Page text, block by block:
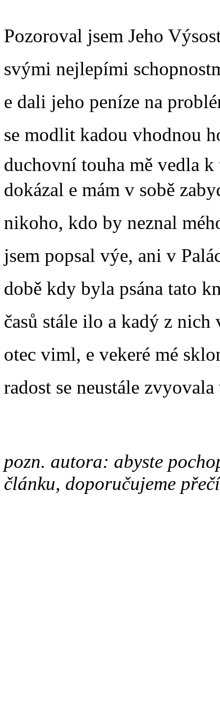
Pozoroval jsem Jeho
svými nejlepími
e dali jeho peníze na
se modlit kadou vhodnou
duchovní touha mě vedla
dokázal e mám v sobě
nikoho, kdo by neznal
jsem popsal výe, ani v
době kdy byla psána tato
časů stále ilo a kadý z
otec viml, e vekeré mé
radost se neustále
pozn. autora: abyste
článku, doporučujeme